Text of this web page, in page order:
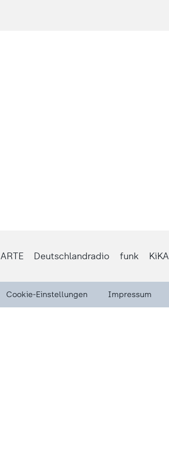
ARTE Deutschlandradio funk KiKA
Cookie-Einstellungen Impressum